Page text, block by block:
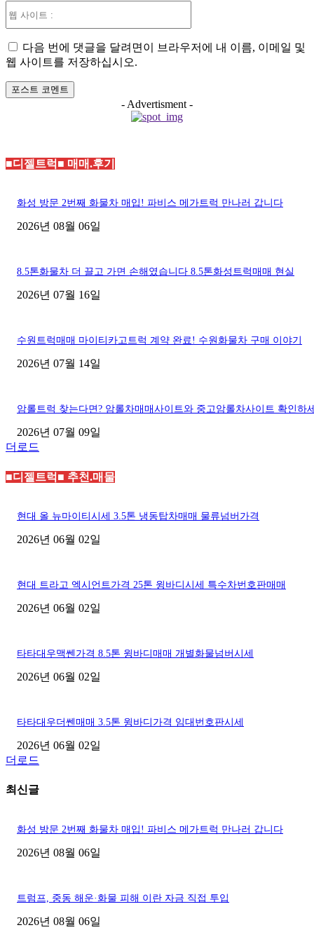
트
다음 번에 댓글을 달려면이 브라우저에 내 이름, 이메일 및
웹 사이트를 저장하십시오.
- Advertisment -
■디젤트럭■ 매매.후기
화성 방문 2번째 화물차 매입! 파비스 메가트럭 만나러 갑니다
2026년 08월 06일
8.5톤화물차 더 끌고 가면 손해였습니다 8.5톤화성트럭매매 현실
2026년 07월 16일
수원트럭매매 마이티카고트럭 계약 완료! 수원화물차 구매 이야기
2026년 07월 14일
암롤트럭 찾는다면? 암롤차매매사이트와 중고암롤차사이트 확인하
2026년 07월 09일
더로드
■디젤트럭■ 추천.매물
현대 올 뉴마이티시세 3.5톤 냉동탑차매매 물류넘버가격
2026년 06월 02일
현대 트라고 엑시언트가격 25톤 윙바디시세 특수차번호판매매
2026년 06월 02일
타타대우맥쎈가격 8.5톤 윙바디매매 개별화물넘버시세
2026년 06월 02일
타타대우더쎈매매 3.5톤 윙바디가격 임대번호판시세
2026년 06월 02일
더로드
최신글
화성 방문 2번째 화물차 매입! 파비스 메가트럭 만나러 갑니다
2026년 08월 06일
트럼프, 중동 해운·화물 피해 이란 자금 직접 투입
2026년 08월 06일